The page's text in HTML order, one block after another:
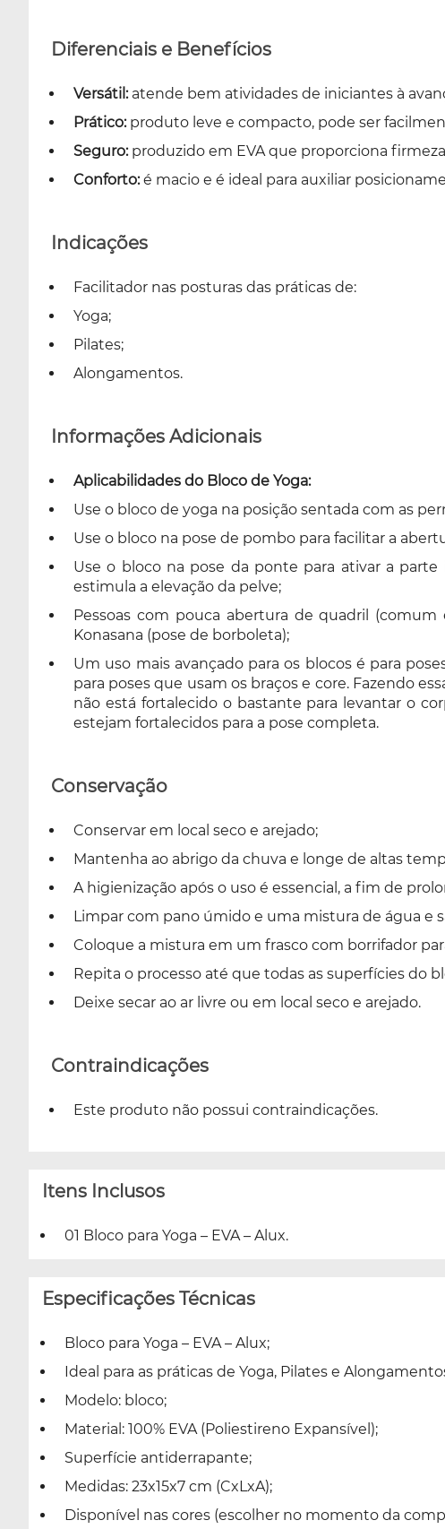
benefícios que essa prática pode te oferecer!
Diferenciais e Benefícios
Versátil:atende bem atividades de iniciantes à
Prático:produto leve e compacto, pode ser
Seguro:produzido em EVA que proporciona
Conforto:é macio e é ideal para auxiliar
Indicações
Facilitador nas posturas das práticas de:
Yoga;
Pilates;
Alongamentos.
Informações Adicionais
Aplicabilidades do Bloco de Yoga:
Use o bloco de yoga na posição sentada com as
Use o bloco na pose de pombo para facilitar a
Use o bloco na pose da ponte para ativar a
estimula a elevação da pelve;
Pessoas com pouca abertura de quadril
Konasana (pose de borboleta);
Um uso mais avançado para os blocos é para
para poses que usam os braços e core. Fazendo
não está fortalecido o bastante para levantar o
estejam fortalecidos para a pose completa.
Conservação
Conservar em local seco e arejado;
Mantenha ao abrigo da chuva e longe de altas
A higienização após o uso é essencial, a fim de
Limpar com pano úmido e uma mistura de água
Coloque a mistura em um frasco com borrifador
Repita o processo até que todas as superfícies do
Deixe secar ao ar livre ou em local seco e arejado.
Contraindicações
Este produto não possui contraindicações.
Itens Inclusos
01 Bloco para Yoga – EVA – Alux.
Especificações Técnicas
Bloco para Yoga – EVA – Alux;
Ideal para as práticas de Yoga, Pilates e
Modelo: bloco;
Material: 100% EVA (Poliestireno Expansível);
Superfície antiderrapante;
Medidas: 23x15x7 cm (CxLxA);
Disponível nas cores (escolher no momento da